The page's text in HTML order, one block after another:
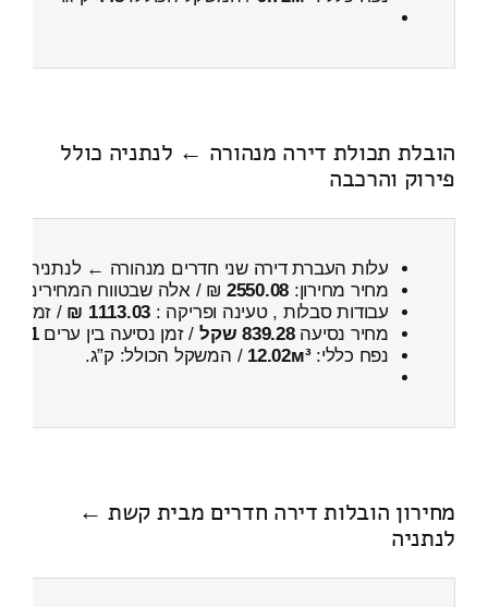
הובלת תכולת דירה מנהורה ← לנתניה כולל
פירוק והרכבה
עלות העברת דירה שני חדרים מנהורה ← לנתניה
מחיר מחירון: 2550.08 ₪ / אלה שבטווח המחירים
עבודות סבלות , טעינה ופריקה : 1113.03 ₪ / זמן :
מחיר נסיעה839.28 שקל / זמן נסיעה בין ערים1 שעות , 16 דקות
נפח כללי:12.02м³ / המשקל הכולל: ק”ג.
מחירון הובלות דירה חדרים מבית קשת ←
לנתניה